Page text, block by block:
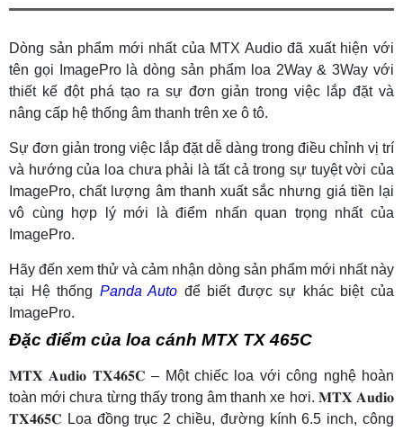
Dòng sản phẩm mới nhất của MTX Audio đã xuất hiện với
tên gọi ImagePro là dòng sản phẩm loa 2Way & 3Way với
thiết kế đột phá tạo ra sự đơn giản trong việc lắp đặt và
nâng cấp hệ thống âm thanh trên xe ô tô.
Sự đơn giản trong việc lắp đặt dễ dàng trong điều chỉnh vị trí
và hướng của loa chưa phải là tất cả trong sự tuyệt vời của
ImagePro, chất lượng âm thanh xuất sắc nhưng giá tiền lại
vô cùng hợp lý mới là điểm nhấn quan trọng nhất của
ImagePro.
Hãy đến xem thử và cảm nhận dòng sản phẩm mới nhất này
tại Hệ thống Panda Auto để biết được sự khác biệt của
ImagePro.
Đặc điểm của loa cánh MTX TX 465C
𝐌𝐓𝐗 𝐀𝐮𝐝𝐢𝐨 𝐓𝐗𝟒𝟔𝟓𝐂 – Một chiếc loa với công nghệ hoàn
toàn mới chưa từng thấy trong âm thanh xe hơi. 𝐌𝐓𝐗 𝐀𝐮𝐝𝐢𝐨
𝐓𝐗𝟒𝟔𝟓𝐂 Loa đồng trục 2 chiều, đường kính 6.5 inch, công